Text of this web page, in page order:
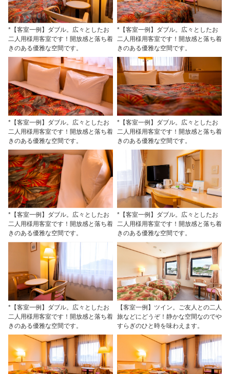
*【客室一例】ダブル。広々としたお
二人用様用客室です！開放感と落ち着
きのある優雅な空間です。
*【客室一例】ダブル。広々としたお
二人用様用客室です！開放感と落ち着
きのある優雅な空間です。
*【客室一例】ダブル。広々としたお
二人用様用客室です！開放感と落ち着
きのある優雅な空間です。
*【客室一例】ダブル。広々としたお
二人用様用客室です！開放感と落ち着
きのある優雅な空間です。
*【客室一例】ダブル。広々としたお
二人用様用客室です！開放感と落ち着
きのある優雅な空間です。
*【客室一例】ダブル。広々としたお
二人用様用客室です！開放感と落ち着
きのある優雅な空間です。
*【客室一例】ダブル。広々としたお
二人用様用客室です！開放感と落ち着
きのある優雅な空間です。
【客室一例】ツイン。ご友人との二人
旅などにどうぞ！静かな空間なのでや
すらぎのひと時を味わえます。